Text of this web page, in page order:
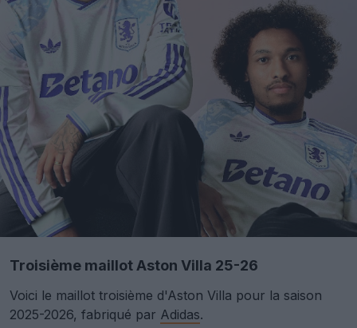
Troisième maillot Aston Villa 25-26
Voici le maillot troisième d'Aston Villa pour la saison
2025-2026, fabriqué par Adidas.